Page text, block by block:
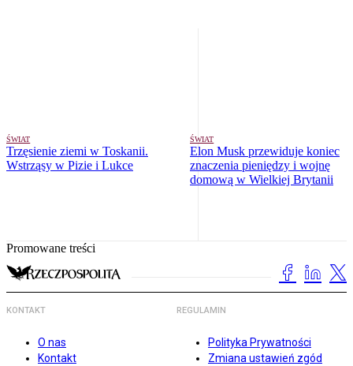
ŚWIAT
Trzęsienie ziemi w Toskanii.
Wstrząsy w Pizie i Lukce
ŚWIAT
Elon Musk przewiduje koniec
znaczenia pieniędzy i wojnę
domową w Wielkiej Brytanii
Promowane treści
KONTAKT
O nas
Kontakt
REGULAMIN
Polityka Prywatności
Zmiana ustawień zgód